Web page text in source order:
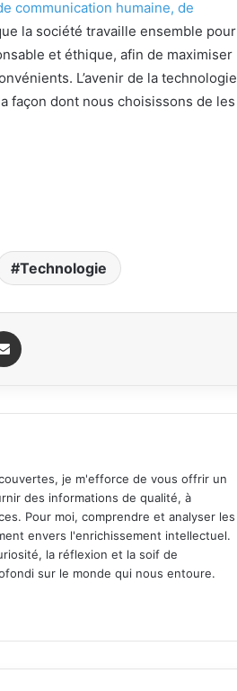
communication humaine, de
la société travaille ensemble pour
et éthique, afin de maximiser
L’avenir de la technologie
façon dont nous choisissons de les
Technologie
je m'efforce de vous offrir un
des informations de qualité, à
Pour moi, comprendre et analyser les
envers l'enrichissement intellectuel.
la réflexion et la soif de
sur le monde qui nous entoure.